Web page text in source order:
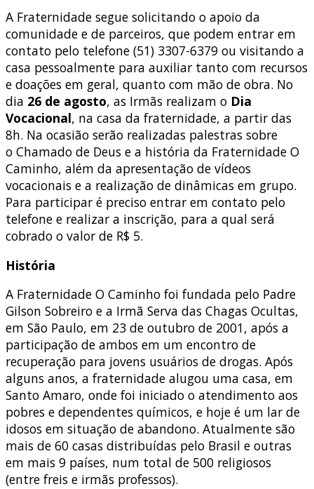
A Fraternidade segue solicitando o apoio da
comunidade e de parceiros, que podem entrar em
contato pelo telefone (51) 3307-6379 ou visitando a
casa pessoalmente para auxiliar tanto com recursos
e doações em geral, quanto com mão de obra. No
dia 26 de agosto, as Irmãs realizam o Dia
Vocacional, na casa da fraternidade, a partir das
8h. Na ocasião serão realizadas palestras sobre
o Chamado de Deus e a história da Fraternidade O
Caminho, além da apresentação de vídeos
vocacionais e a realização de dinâmicas em grupo.
Para participar é preciso entrar em contato pelo
telefone e realizar a inscrição, para a qual será
cobrado o valor de R$ 5.
História
A Fraternidade O Caminho foi fundada pelo Padre
Gilson Sobreiro e a Irmã Serva das Chagas Ocultas,
em São Paulo, em 23 de outubro de 2001, após a
participação de ambos em um encontro de
recuperação para jovens usuários de drogas. Após
alguns anos, a fraternidade alugou uma casa, em
Santo Amaro, onde foi iniciado o atendimento aos
pobres e dependentes químicos, e hoje é um lar de
idosos em situação de abandono. Atualmente são
mais de 60 casas distribuídas pelo Brasil e outras
em mais 9 países, num total de 500 religiosos
(entre freis e irmãs professos).